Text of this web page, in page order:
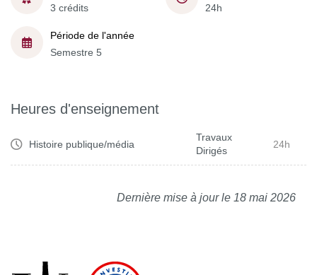
3 crédits
24h
Période de l'année
Semestre 5
Heures d'enseignement
Histoire publique/média
Travaux
Dirigés
24h
Dernière mise à jour le 18 mai 2026